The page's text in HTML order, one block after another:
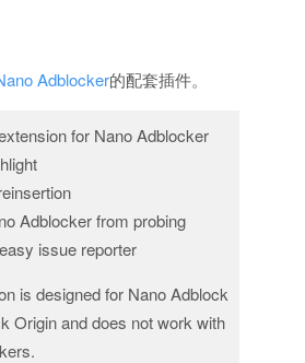
Adblocker的配套插件。
for Nano Adblocker
Adblocker from probing
issue reporter
is designed for Nano Adblock
Origin and does not work with